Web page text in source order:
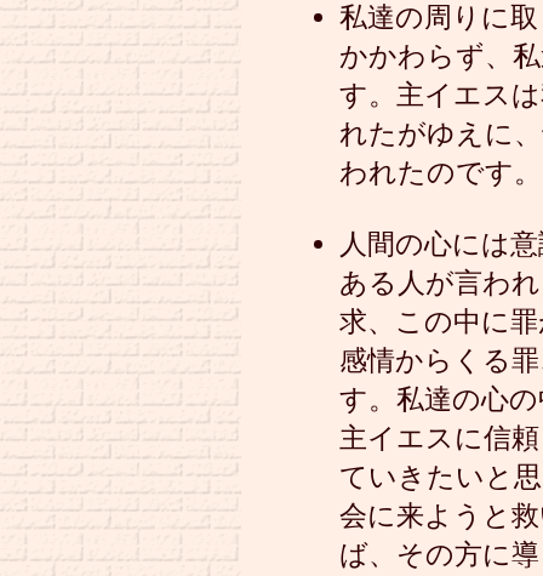
私達の周りに
かかわらず、
す。主イエス
れたがゆえに
われたのです。
人間の心には
ある人が言わ
求、この中に
感情からくる
す。私達の心
主イエスに信
ていきたいと
会に来ようと
ば、その方に